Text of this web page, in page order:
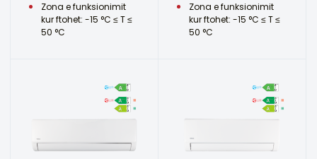
Zona e funksionimit
kur ftohet: -15 °C ≤ T ≤
50 °C
Zona e funksionimit
kur ftohet: -15 °C ≤ T ≤
50 °C